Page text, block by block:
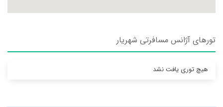
تورهای آژانس مسافرتی شهريار
هیچ توری یافت نشد